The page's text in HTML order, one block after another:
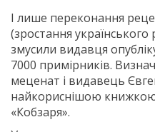
І лише переконання
(зростання українського
змусили видавця
7000 примірників.
меценат і видавець
найкориснішою
«Кобзаря».